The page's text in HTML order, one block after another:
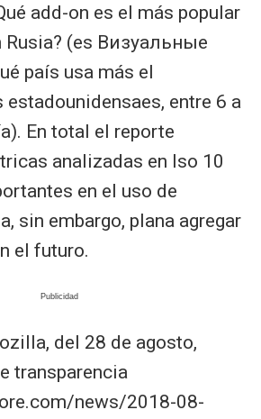
add-on es el más popular
Rusia? (es Визуальные
país usa más el
estadounidensaes, entre 6 a
En total el reporte
analizadas en lso 10
en el uso de
sin embargo, plana agregar
el futuro.
del 28 de agosto,
transparencia
news/2018-08-